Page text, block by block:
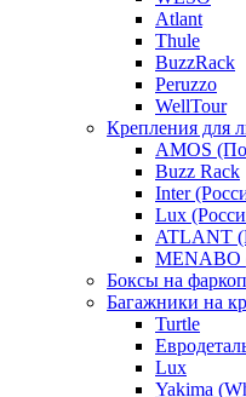
Atlant
Thule
BuzzRack
Peruzzo
WellTour
Крепления для
AMOS
Buzz Rack
Inter
Lux
ATLANT
MENABO
Боксы на фаркоп
Багажники на
Turtle
Lux
Yakima